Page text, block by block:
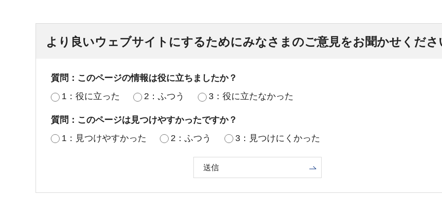
より良いウェブサイトにするためにみなさまのご意見をお聞かせくださ
質問：このページの情報は役に立ちましたか？
1：役に立った
2：ふつう 3：役に立たなかった
質問：このページは見つけやすかったですか？
1：見つけやすかった
2：ふつう 3：見つけにくかった